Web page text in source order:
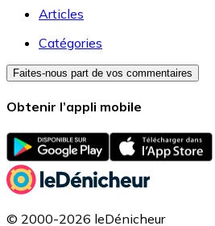
Articles
Catégories
Faites-nous part de vos commentaires
Obtenir l’appli mobile
© 2000-2026 leDénicheur